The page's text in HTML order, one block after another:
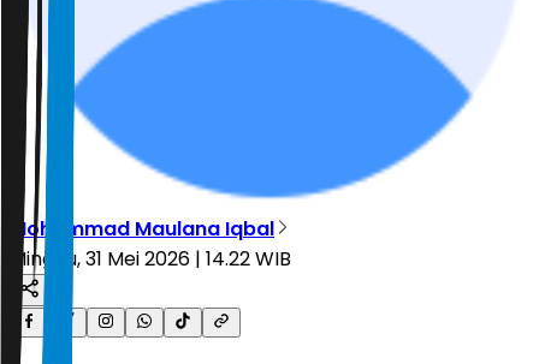
Mohammad Maulana Iqbal
Minggu, 31 Mei 2026 | 14.22 WIB